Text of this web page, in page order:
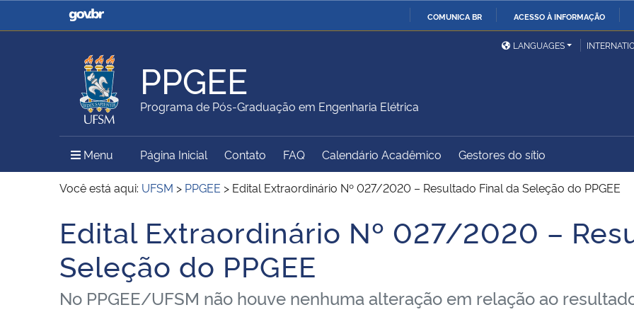
COMUNICA BR ACESSO À INFORMAÇÃO
Casa Civil
Ministério da Justiça e
Ministério da Defesa
Ministério das Relações
Exteriores
Ministério da Agricultura,
Pecuária e Abastecimento
Ministério da Educação
Ministério do Meio Ambiente Ministério do Turismo
Ministério do
Desenvolvimento Regional
Controladoria-Geral da
União
Secretaria de Governo
Gabinete de Segurança
Institucional
Advocacia-Geral da União Banco Central do Brasil
LANGUAGES
PPGEE
Programa de Pós-Graduação em Engenharia Elétrica
Menu Menu Principal do Sítio
Página Inicial Contato FAQ Calendário Acadêmico Gestores do sítio
Você está aqui: UFSM > PPGEE > Edital Extraordinário Nº 027/2020 – Resultado Final da Seleção do PPGEE
Início do conteúdo
Edital Extraordinário Nº 027/2020 –
Seleção do PPGEE
No PPGEE/UFSM não houve nenhuma alteração em relação ao